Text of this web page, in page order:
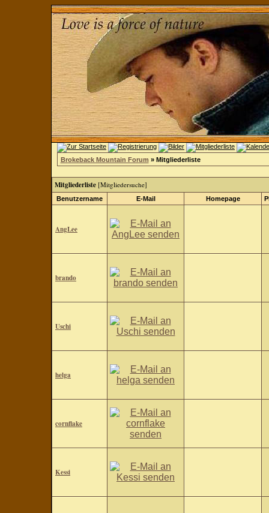
Brokeback Mountain Forum » Mitgliederliste
Mitgliederliste [Mitgliedersuche]
Benutzername E-Mail Homepage
AngLee
brando
Uschi
helga
cornflake
Kessi